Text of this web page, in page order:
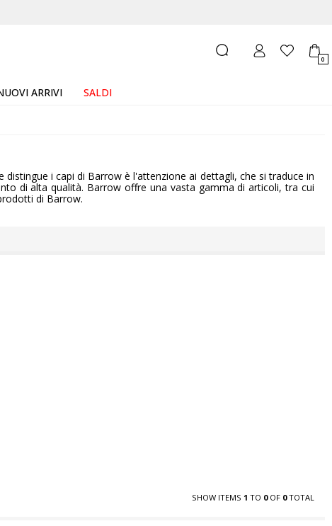
0
ARRIVI SALDI
i capi di Barrow è l'attenzione ai dettagli, che si traduce in
di alta qualità. Barrow offre una vasta gamma di articoli, tra cui
di Barrow.
SHOW ITEMS 1 TO 0OF 0TOTAL